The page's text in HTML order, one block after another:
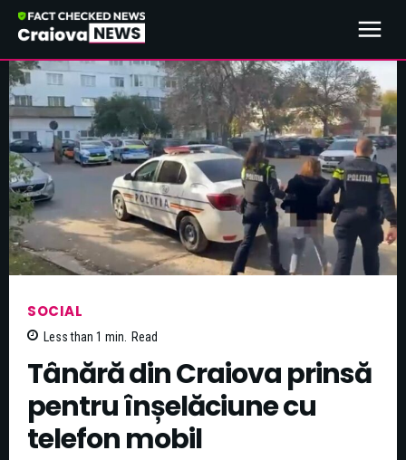
SOCIAL
Less than 1 min. Read
Tânără din Craiova prinsă
pentru înșelăciune cu
telefon mobil